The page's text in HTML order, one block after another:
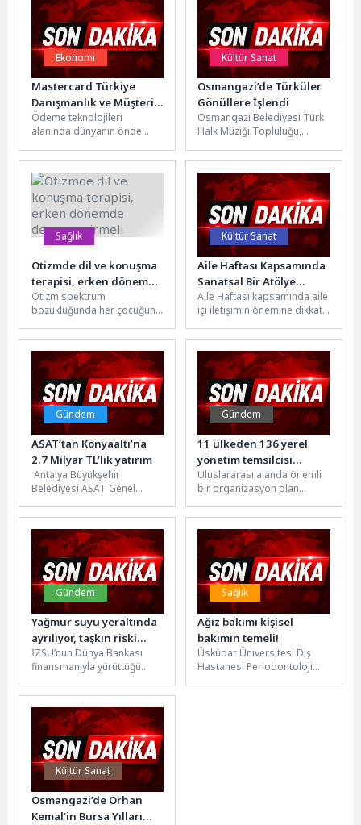
Ekonomi
Mastercard Türkiye
Danışmanlık ve Müşteri
Hizmetleri Ekibine Üst
Düzey Atama
Ödeme teknolojileri
alanında dünyanın önde
Mastercard, Türkiye
operasyonlarında üst düzey
yönetim kadrosunu
güçlendirmeye...
Kültür Sanat
Osmangazi’de Türküler
Gönüllere İşlendi
Osmangazi Belediyesi Türk
Halk Müziği Topluluğu,
Bursalı sanatseverlere
müzik dolu, unutulmaz bir...
Sağlık
Otizmde dil ve konuşma
terapisi, erken dönemde
devreye girmeli
Otizm spektrum
bozukluğunda her çocuğun
yaşadığını belirten İstanbul
Atlas Üniversitesi...
Kültür Sanat
Aile Haftası Kapsamında
Sanatsal Bir Atölye
Yolculuğu
Aile Haftası kapsamında aile
içi iletişimin önemine dikkat
Anne Değil, Yeterince İyi...
Gündem
ASAT’tan Konyaaltı’na
2.7 Milyar TL’lik yatırım
Antalya Büyükşehir
Belediyesi ASAT Genel
arasında Konyaaltı ilçesine
toplam 2 milyar 728...
Gündem
11 ülkeden 136 yerel
yönetim temsilcisi
Selçuklu’da buluştu
Uluslararası alanda önemli
bir organizasyon olan
Gıda Sistemleri Forumu
Selçuklu Belediyesi’nin ev...
Gündem
Yağmur suyu yeraltında
ayrılıyor, taşkın riski
azalıyor
İZSU’nun Dünya Bankası
finansmanıyla yürüttüğü
etapları Bornova ve Buca’da
başladı. Yaklaşık 140...
Sağlık
Ağız bakımı kişisel
bakımın temeli!
Üsküdar Üniversitesi Diş
Hastanesi Periodontoloji
Kültür Sanat
Osmangazi’de Orhan
Kemal’in Bursa Yılları